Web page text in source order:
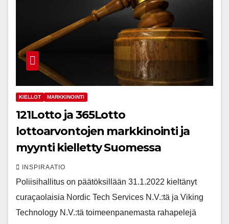
KIELLOT MARKKINOINTI
121Lotto ja 365Lotto
lottoarvontojen markkinointi ja
myynti kielletty Suomessa
INSPIRAATIO
Poliisihallitus on päätöksillään 31.1.2022 kieltänyt
curaçaolaisia Nordic Tech Services N.V.:tä ja Viking
Technology N.V.:tä toimeenpanemasta rahapelejä